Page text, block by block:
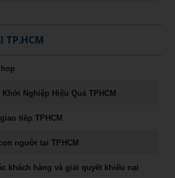
Digital
Vấn Tuyển Dụng
TP.HCM
Nghiệp Hiệu Quả TPHCM
tiếp TPHCM
người tại TPHCM
khách hàng và giải quyết khiếu nại